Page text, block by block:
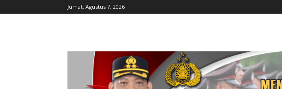
Jumat, Agustus 7, 2026